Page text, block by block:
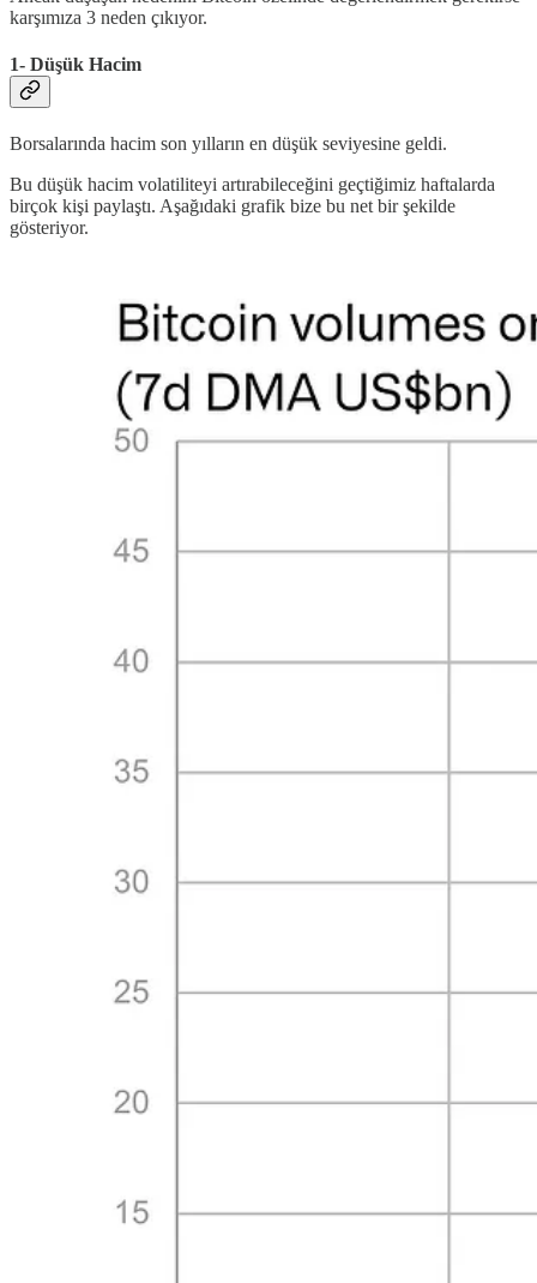
karşımıza 3 neden çıkıyor.
1- Düşük Hacim
Borsalarında hacim son yılların en düşük seviyesine geldi.
Bu düşük hacim volatiliteyi artırabileceğini geçtiğimiz haftalarda
birçok kişi paylaştı. Aşağıdaki grafik bize bu net bir şekilde
gösteriyor.